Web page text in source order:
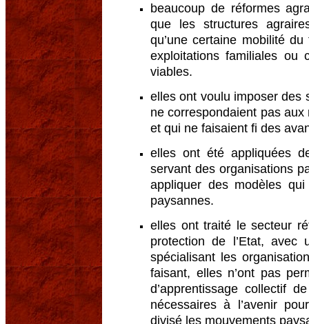
beaucoup de réformes
que les structures
qu’une certaine mobilité
exploitations familiales ou
viables.
elles ont voulu imposer des
ne correspondaient pas
et qui ne faisaient fi des
elles ont été appliquées
servant des organisations
appliquer des modèles
paysannes.
elles ont traité le secteur
protection de l’Etat, avec
spécialisant les
faisant, elles n’ont pas
d’apprentissage collectif
nécessaires à l’avenir
divisé les mouvements